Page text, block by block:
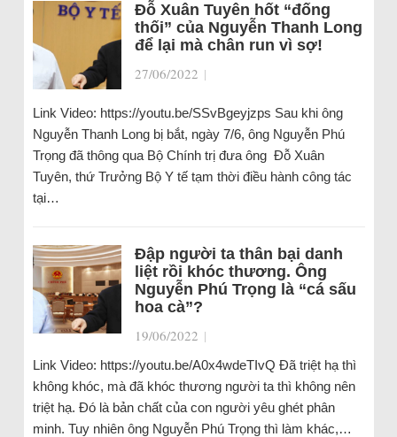
Đỗ Xuân Tuyên hốt “đống
thối” của Nguyễn Thanh Long
để lại mà chân run vì sợ!
27/06/2022 |
Link Video: https://youtu.be/SSvBgeyjzps Sau khi ông
Nguyễn Thanh Long bị bắt, ngày 7/6, ông Nguyễn Phú
Trọng đã thông qua Bộ Chính trị đưa ông Đỗ Xuân
Tuyên, thứ Trưởng Bộ Y tế tạm thời điều hành công tác
tại…
Đập người ta thân bại danh
liệt rồi khóc thương. Ông
Nguyễn Phú Trọng là “cá sấu
hoa cà”?
19/06/2022 |
Link Video: https://youtu.be/A0x4wdeTIvQ Đã triệt hạ thì
không khóc, mà đã khóc thương người ta thì không nên
triệt hạ. Đó là bản chất của con người yêu ghét phân
minh. Tuy nhiên ông Nguyễn Phú Trọng thì làm khác,…